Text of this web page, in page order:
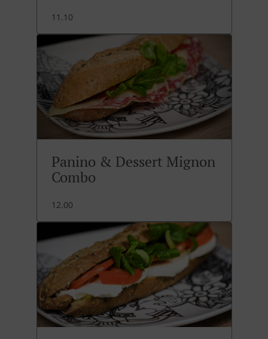
11.10
Panino & Dessert Mignon
Combo
12.00